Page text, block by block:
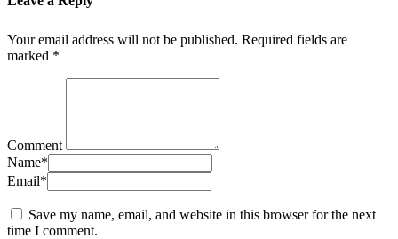
Your email address will not be published. Required fields are
marked *
Comment
Name*
Email*
Save my name, email, and website in this browser for the next
time I comment.